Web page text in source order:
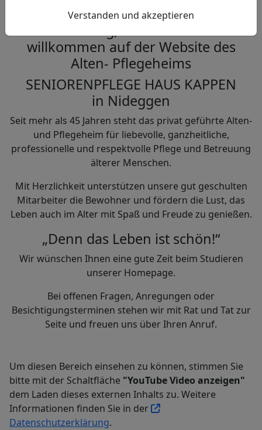
willkommen auf der Website des
Alten- Pflegeheims
SENIORENPFLEGE HAUS KAPPEN
in Nideggen
Seit mehr als 45 Jahren steht das privat geführte Alten-
und Pflegeheim für liebevolle, ganzheitliche,
professionelle und respektvolle Pflege und Betreuung
älterer Menschen.
Mit Herzlichkeit unterstützen unsere gut geschulten
Mitarbeiter die Bewohner und fördern die Lust, das
Leben auch im Alter mit Spaß und Freude zu genießen.
„Denn das Leben ist schön!“
Wir wünschen Ihnen eine gute Zeit beim Studieren
unserer Homepage.
Bei offenen Fragen, Anregungen oder
Besichtigungsterminen stehen wir mit Rat und Tat zur
Seite und freuen uns über Ihren Anruf.
Um diesen Bereich einsehen zu können, stimmen Sie
bitte mit der Schaltfläche "YouTube Video anzeigen"
dem Laden dieses externen Inhalts zu. Weitere
Informationen finden Sie in der
Datenschutzerklärung.
Verstanden und akzeptieren